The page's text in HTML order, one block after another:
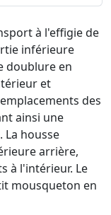
à l'effigie de
inférieure
doublure en
et
des
ainsi une
housse
arrière,
à l'intérieur. Le
mousqueton en